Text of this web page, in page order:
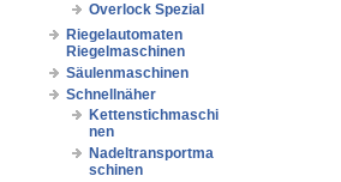
Overlock Spezial
Riegelautomaten
Riegelmaschinen
Säulenmaschinen
Schnellnäher
Kettenstichmaschi
nen
Nadeltransportma
schinen